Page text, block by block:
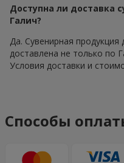
Доступна ли доставка
Галич?
Да. Сувенирная
доставлена не только по
Условия доставки и
Способы